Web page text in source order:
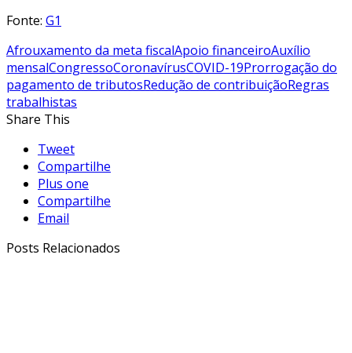
Fonte: G1
Afrouxamento da meta fiscalApoio financeiroAuxílio
mensalCongressoCoronavírusCOVID-19Prorrogação do
pagamento de tributosRedução de contribuiçãoRegras
trabalhistas
Share This
Tweet
Compartilhe
Plus one
Compartilhe
Email
Posts Relacionados